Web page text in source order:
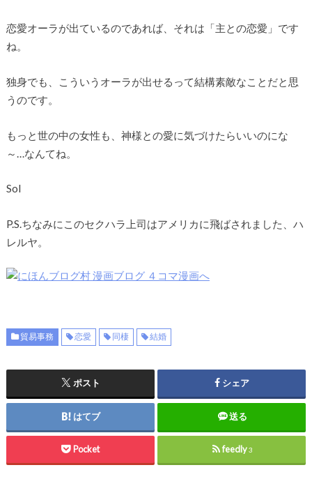
恋愛オーラが出ているのであれば、それは「主との恋愛」です
ね。
独身でも、こういうオーラが出せるって結構素敵なことだと思
うのです。
もっと世の中の女性も、神様との愛に気づけたらいいのにな
～…なんてね。
Sol
P.S.ちなみにこのセクハラ上司はアメリカに飛ばされました、ハ
レルヤ。
貿易事務 恋愛 同棲 結婚
ポスト シェア
はてブ 送る
Pocket feedly3